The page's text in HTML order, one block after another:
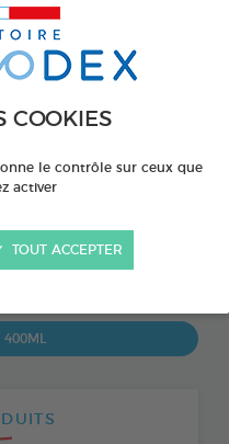
COOKIES
le contrôle sur ceux que
activer
TOUT ACCEPTER
EN :